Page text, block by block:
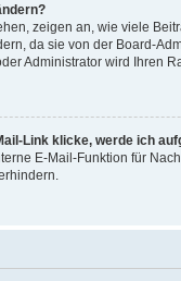
zeigen an, wie viele
da sie von der Board-
Administrator wird Ihren
Link klicke, werde ich
E-Mail-Funktion für